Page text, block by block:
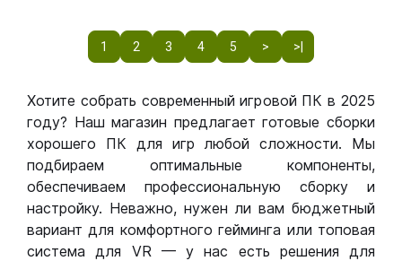
1 2 3 4 5 > >|
Хотите собрать современный игровой ПК в 2025
году? Наш магазин предлагает готовые сборки
хорошего ПК для игр любой сложности. Мы
подбираем оптимальные компоненты,
обеспечиваем профессиональную сборку и
настройку. Неважно, нужен ли вам бюджетный
вариант для комфортного гейминга или топовая
система для VR — у нас есть решения для